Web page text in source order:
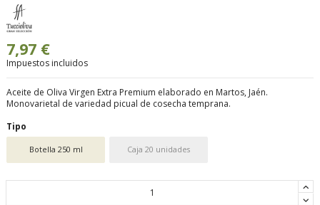
7,97 €
Impuestos incluidos
Aceite de Oliva Virgen Extra Premium elaborado en Martos, Jaén.
Monovarietal de variedad picual de cosecha temprana.
Tipo
Botella 250 ml Caja 20 unidades